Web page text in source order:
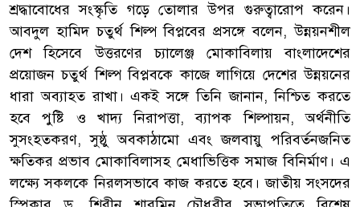
শ্রদ্ধাবোধের সংস্কৃতি গড়ে তোলার উপর গুরুত্বারোপ করেন।
আবদুল হামিদ চতুর্থ শিল্প বিপ্লবের প্রসঙ্গে বলেন, উন্নয়নশীল
দেশ হিসেবে উত্তরণের চ্যালেঞ্জ মোকাবিলায় বাংলাদেশের
প্রয়োজন চতুর্থ শিল্প বিপ্লবকে কাজে লাগিয়ে দেশের উন্নয়নের
ধারা অব্যাহত রাখা। একই সঙ্গে তিনি জানান, নিশ্চিত করতে
হবে পুষ্টি ও খাদ্য নিরাপত্তা, ব্যাপক শিল্পায়ন, অর্থনীতি
সুসংহতকরণ, সুষ্ঠু অবকাঠামো এবং জলবায়ু পরিবর্তনজনিত
ক্ষতিকর প্রভাব মোকাবিলাসহ মেধাভিত্তিক সমাজ বিনির্মাণ। এ
লক্ষ্যে সকলকে নিরলসভাবে কাজ করতে হবে। জাতীয় সংসদের